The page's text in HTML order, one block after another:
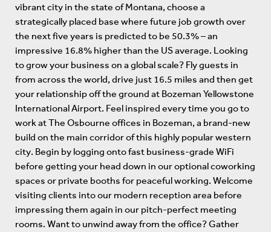
vibrant city in the state of Montana, choose a
strategically placed base where future job growth over
the next five years is predicted to be 50.3% – an
impressive 16.8% higher than the US average. Looking
to grow your business on a global scale? Fly guests in
from across the world, drive just 16.5 miles and then get
your relationship off the ground at Bozeman Yellowstone
International Airport. Feel inspired every time you go to
work at The Osbourne offices in Bozeman, a brand-new
build on the main corridor of this highly popular western
city. Begin by logging onto fast business-grade WiFi
before getting your head down in our optional coworking
spaces or private booths for peaceful working. Welcome
visiting clients into our modern reception area before
impressing them again in our pitch-perfect meeting
rooms. Want to unwind away from the office? Gather